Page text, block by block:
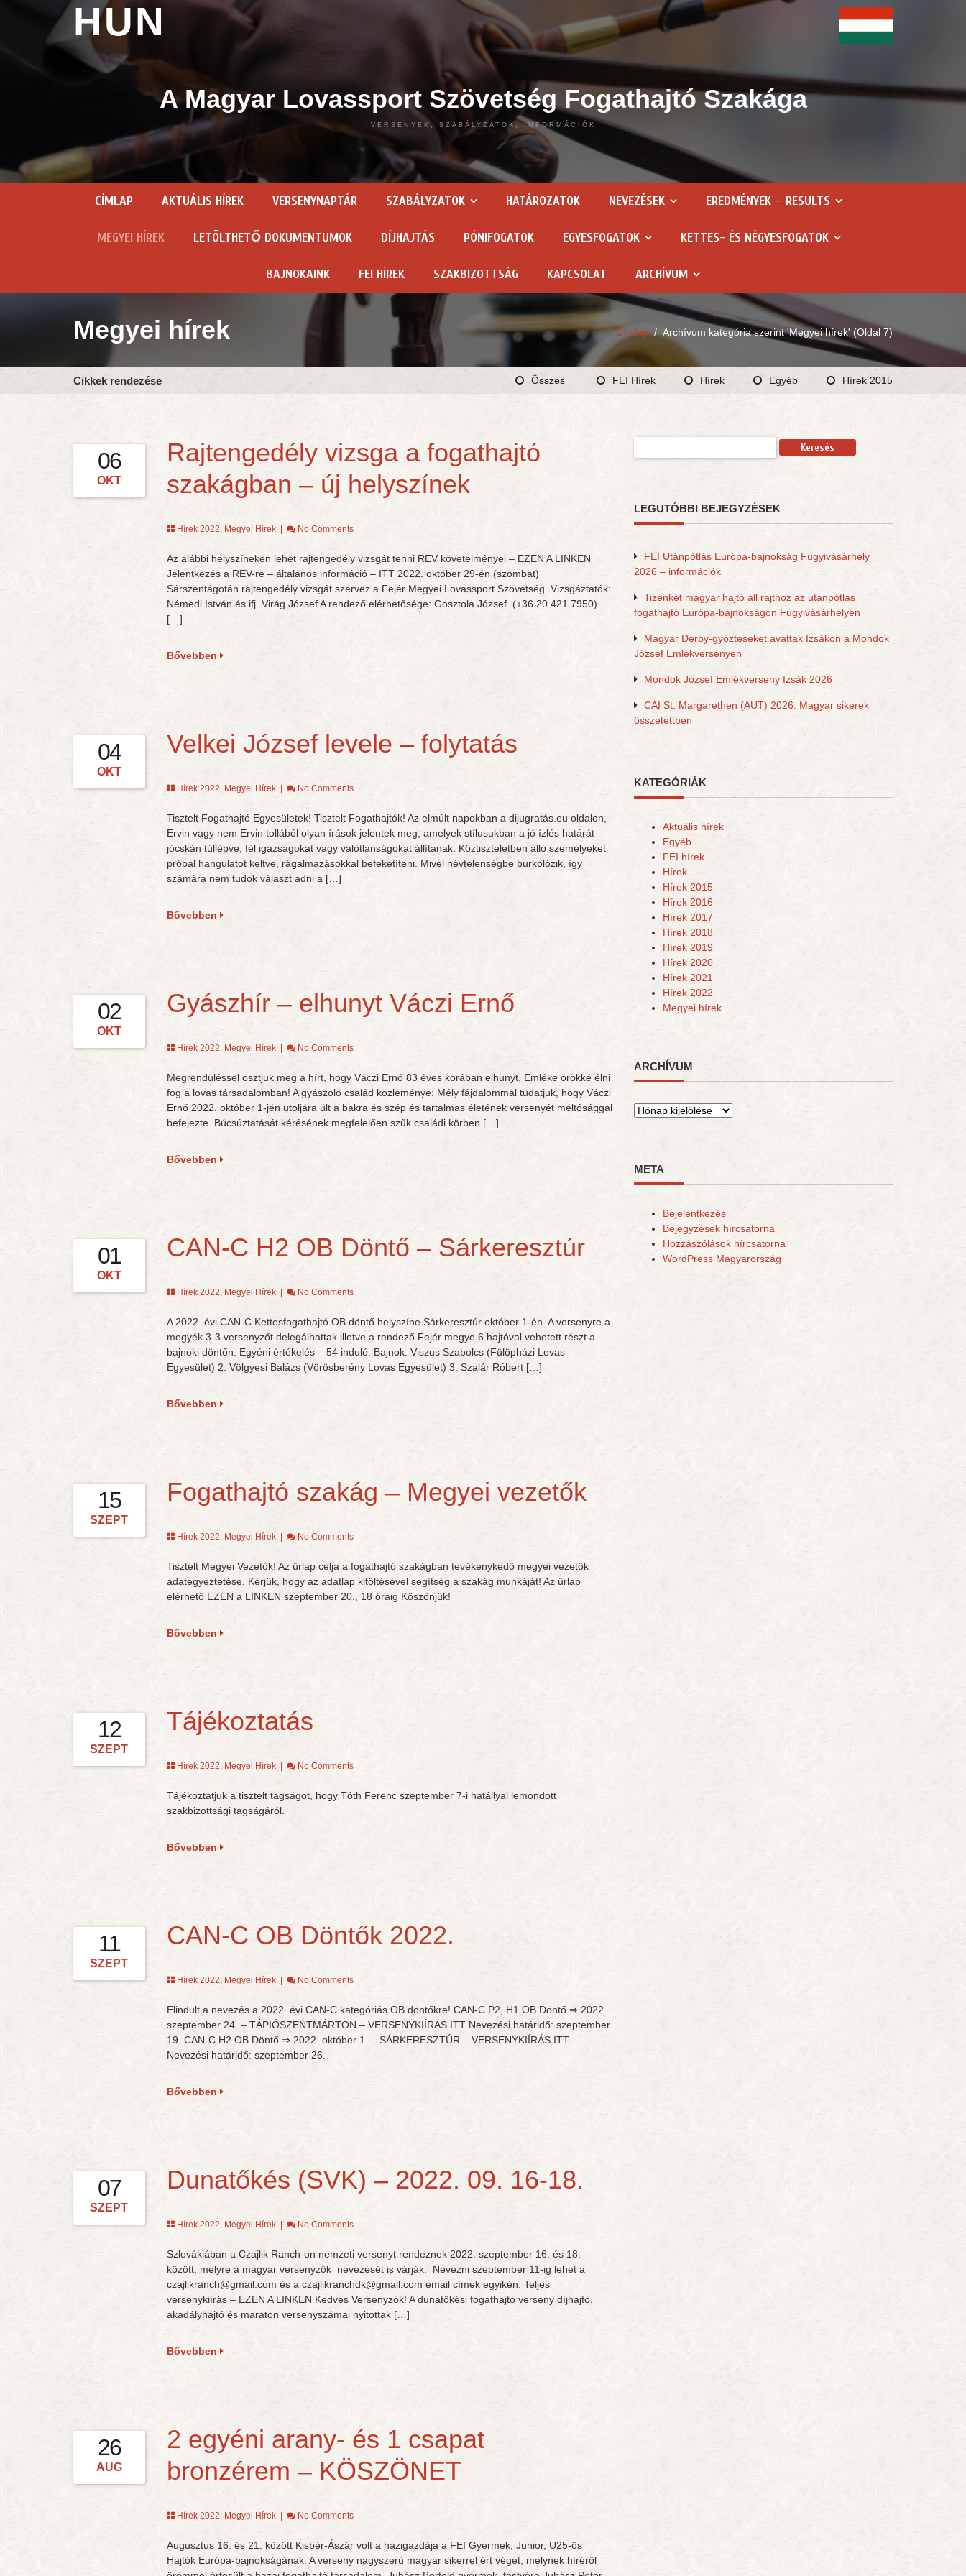
HUN
A Magyar Lovassport Szövetség Fogathajtó Szakága
VERSENYEK, SZABÁLYZATOK, INFORMÁCIÓK
CÍMLAP AKTUÁLIS HÍREK VERSENYNAPTÁR SZABÁLYZATOK HATÁROZATOK NEVEZÉSEK EREDMÉNYEK – RESULTS
MEGYEI HÍREK LETÖLTHETŐ DOKUMENTUMOK DÍJHAJTÁS PÓNIFOGATOK EGYESFOGATOK KETTES- ÉS NÉGYESFOGATOK
BAJNOKAINK FEI HÍREK SZAKBIZOTTSÁG KAPCSOLAT ARCHÍVUM
Címlap/Archívum kategória szerint 'Megyei hírek' (Oldal 7)
Megyei hírek
Cikkek rendezése Összes FEI Hírek Hírek Egyéb Hírek 2015
06
OKT
Rajtengedély vizsga a fogathajtó
szakágban – új helyszínek
Hírek 2022, Megyei Hírek| No Comments
Az alábbi helyszíneken lehet rajtengedély vizsgát tenni REV követelményei – EZEN A LINKEN
Jelentkezés a REV-re – általános információ – ITT 2022. október 29-én (szombat)
Sárszentágotán rajtengedély vizsgát szervez a Fejér Megyei Lovassport Szövetség. Vizsgáztatók:
Némedi István és ifj. Virág József A rendező elérhetősége: Gosztola József (+36 20 421 7950)
[…]
Bővebben
04
OKT
Velkei József levele – folytatás
Hírek 2022, Megyei Hírek| No Comments
Tisztelt Fogathajtó Egyesületek! Tisztelt Fogathajtók! Az elmúlt napokban a dijugratás.eu oldalon,
Ervin vagy nem Ervin tollából olyan írások jelentek meg, amelyek stílusukban a jó ízlés határát
jócskán túllépve, fél igazságokat vagy valótlanságokat állítanak. Köztiszteletben álló személyeket
próbál hangulatot keltve, rágalmazásokkal befeketíteni. Mivel névtelenségbe burkolózik, így
számára nem tudok választ adni a […]
Bővebben
02
OKT
Gyászhír – elhunyt Váczi Ernő
Hírek 2022, Megyei Hírek| No Comments
Megrendüléssel osztjuk meg a hírt, hogy Váczi Ernő 83 éves korában elhunyt. Emléke örökké élni
fog a lovas társadalomban! A gyászoló család közleménye: Mély fájdalommal tudatjuk, hogy Váczi
Ernő 2022. október 1-jén utoljára ült a bakra és szép és tartalmas életének versenyét méltósággal
befejezte. Búcsúztatását kérésének megfelelően szűk családi körben […]
Bővebben
01
OKT
CAN-C H2 OB Döntő – Sárkeresztúr
Hírek 2022, Megyei Hírek| No Comments
A 2022. évi CAN-C Kettesfogathajtó OB döntő helyszíne Sárkeresztúr október 1-én. A versenyre a
megyék 3-3 versenyzőt delegálhattak illetve a rendező Fejér megye 6 hajtóval vehetett részt a
bajnoki döntőn. Egyéni értékelés – 54 induló: Bajnok: Viszus Szabolcs (Fülöpházi Lovas
Egyesület) 2. Völgyesi Balázs (Vörösberény Lovas Egyesület) 3. Szalár Róbert […]
Bővebben
15
SZEPT
Fogathajtó szakág – Megyei vezetők
Hírek 2022, Megyei Hírek| No Comments
Tisztelt Megyei Vezetők! Az űrlap célja a fogathajtó szakágban tevékenykedő megyei vezetők
adategyeztetése. Kérjük, hogy az adatlap kitöltésével segítség a szakág munkáját! Az űrlap
elérhető EZEN a LINKEN szeptember 20., 18 óráig Köszönjük!
Bővebben
12
SZEPT
Tájékoztatás
Hírek 2022, Megyei Hírek| No Comments
Tájékoztatjuk a tisztelt tagságot, hogy Tóth Ferenc szeptember 7-i hatállyal lemondott
szakbizottsági tagságáról.
Bővebben
11
SZEPT
CAN-C OB Döntők 2022.
Hírek 2022, Megyei Hírek| No Comments
Elindult a nevezés a 2022. évi CAN-C kategóriás OB döntőkre! CAN-C P2, H1 OB Döntő ⇒ 2022.
szeptember 24. – TÁPIÓSZENTMÁRTON – VERSENYKIÍRÁS ITT Nevezési határidő: szeptember
19. CAN-C H2 OB Döntő ⇒ 2022. október 1. – SÁRKERESZTÚR – VERSENYKIÍRÁS ITT
Nevezési határidő: szeptember 26.
Bővebben
07
SZEPT
Dunatőkés (SVK) – 2022. 09. 16-18.
Hírek 2022, Megyei Hírek| No Comments
Szlovákiában a Czajlik Ranch-on nemzeti versenyt rendeznek 2022. szeptember 16. és 18.
között, melyre a magyar versenyzők nevezését is várják. Nevezni szeptember 11-ig lehet a
czajlikranch@gmail.com és a czajlikranchdk@gmail.com email címek egyikén. Teljes
versenykiírás – EZEN A LINKEN Kedves Versenyzők! A dunatőkési fogathajtó verseny díjhajtó,
akadályhajtó és maraton versenyszámai nyitottak […]
Bővebben
26
AUG
2 egyéni arany- és 1 csapat
bronzérem – KÖSZÖNET
Hírek 2022, Megyei Hírek| No Comments
Augusztus 16. és 21. között Kisbér-Ászár volt a házigazdája a FEI Gyermek, Junior, U25-ös
Hajtók Európa-bajnokságának. A verseny nagyszerű magyar sikerrel ért véget, melynek híréről
LEGUTÓBBI BEJEGYZÉSEK
FEI Utánpótlás Európa-bajnokság Fugyivásárhely
2026 – információk
Tizenkét magyar hajtó áll rajthoz az utánpótlás
fogathajtó Európa-bajnokságon Fugyivásárhelyen
Magyar Derby-győzteseket avattak Izsákon a Mondok
József Emlékversenyen
Mondok József Emlékverseny Izsák 2026
CAI St. Margarethen (AUT) 2026: Magyar sikerek
összetettben
KATEGÓRIÁK
Aktuális hírek
Egyéb
FEI hírek
Hírek
Hírek 2015
Hírek 2016
Hírek 2017
Hírek 2018
Hírek 2019
Hírek 2020
Hírek 2021
Hírek 2022
Megyei hírek
ARCHÍVUM
Archívum
META
Bejelentkezés
Bejegyzések hírcsatorna
Hozzászólások hírcsatorna
WordPress Magyarország